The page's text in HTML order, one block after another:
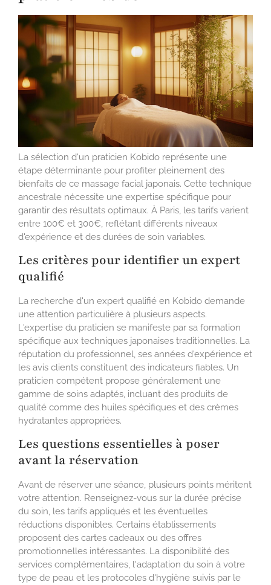
La sélection d'un praticien Kobido représente une
étape déterminante pour profiter pleinement des
bienfaits de ce massage facial japonais. Cette technique
ancestrale nécessite une expertise spécifique pour
garantir des résultats optimaux. À Paris, les tarifs varient
entre 100€ et 300€, reflétant différents niveaux
d'expérience et des durées de soin variables.
Les critères pour identifier un expert
qualifié
La recherche d'un expert qualifié en Kobido demande
une attention particulière à plusieurs aspects.
L'expertise du praticien se manifeste par sa formation
spécifique aux techniques japonaises traditionnelles. La
réputation du professionnel, ses années d'expérience et
les avis clients constituent des indicateurs fiables. Un
praticien compétent propose généralement une
gamme de soins adaptés, incluant des produits de
qualité comme des huiles spécifiques et des crèmes
hydratantes appropriées.
Les questions essentielles à poser
avant la réservation
Avant de réserver une séance, plusieurs points méritent
votre attention. Renseignez-vous sur la durée précise
du soin, les tarifs appliqués et les éventuelles
réductions disponibles. Certains établissements
proposent des cartes cadeaux ou des offres
promotionnelles intéressantes. La disponibilité des
services complémentaires, l'adaptation du soin à votre
type de peau et les protocoles d'hygiène suivis par le